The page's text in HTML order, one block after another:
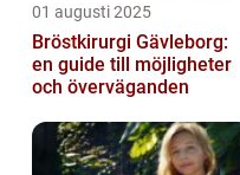
01 augusti 2025
Bröstkirurgi Gävleborg:
en guide till möjligheter
och överväganden